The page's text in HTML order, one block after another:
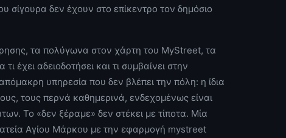
σίγουρα δεν έχουν στο επίκεντρο τον δημόσιο
τα πολύγωνα στον χάρτη του MyStreet, τα
έχει αδειοδοτήσει και τι συμβαίνει στην
υπηρεσία που δεν βλέπει την πόλη: η ίδια
τους περνά καθημερινά, ενδεχομένως είναι
Το «δεν ξέραμε» δεν στέκει με τίποτα. Μία
Αγίου Μάρκου με την εφαρμογή mystreet